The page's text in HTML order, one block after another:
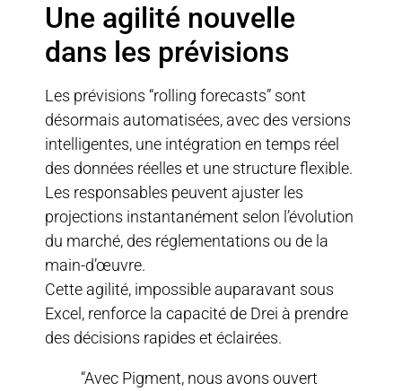
Une agilité nouvelle
dans les prévisions
Les prévisions “rolling forecasts” sont
désormais automatisées, avec des versions
intelligentes, une intégration en temps réel
des données réelles et une structure flexible.
Les responsables peuvent ajuster les
projections instantanément selon l’évolution
du marché, des réglementations ou de la
main-d’œuvre.
Cette agilité, impossible auparavant sous
Excel, renforce la capacité de Drei à prendre
des décisions rapides et éclairées.
“Avec Pigment, nous avons ouvert